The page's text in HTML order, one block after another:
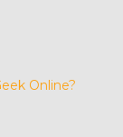
Online?